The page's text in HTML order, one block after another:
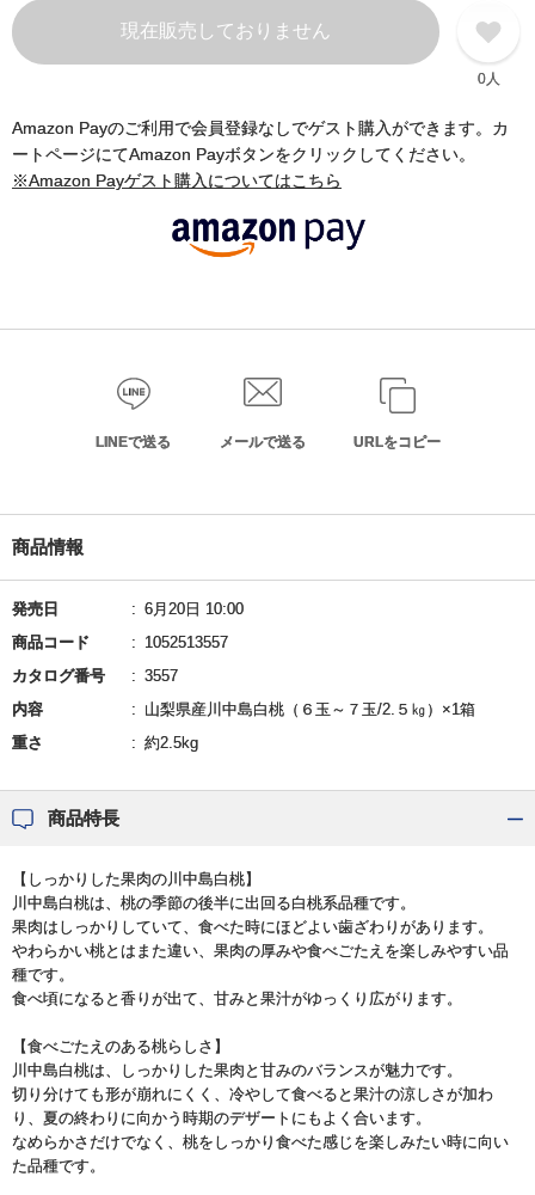
現在販売しておりません
0人
Amazon Payのご利用で会員登録なしでゲスト購入ができます。カ
ートページにてAmazon Payボタンをクリックしてください。
※Amazon Payゲスト購入についてはこちら
LINEで送る メールで送る URLをコピー
商品情報
発売日
6月20日 10:00
商品コード
1052513557
カタログ番号
3557
内容
山梨県産川中島白桃（６玉～７玉/2.５㎏）×1箱
重さ
約2.5kg
商品特長
【しっかりした果肉の川中島白桃】
川中島白桃は、桃の季節の後半に出回る白桃系品種です。
果肉はしっかりしていて、食べた時にほどよい歯ざわりがあります。
やわらかい桃とはまた違い、果肉の厚みや食べごたえを楽しみやすい品
種です。
食べ頃になると香りが出て、甘みと果汁がゆっくり広がります。
【食べごたえのある桃らしさ】
川中島白桃は、しっかりした果肉と甘みのバランスが魅力です。
切り分けても形が崩れにくく、冷やして食べると果汁の涼しさが加わ
り、夏の終わりに向かう時期のデザートにもよく合います。
なめらかさだけでなく、桃をしっかり食べた感じを楽しみたい時に向い
た品種です。